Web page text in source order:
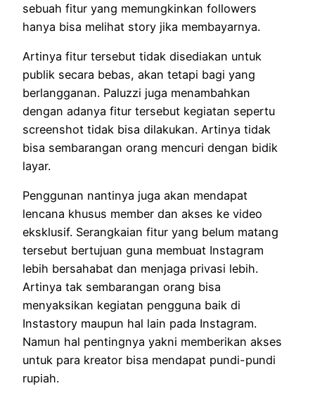
sebuah fitur yang memungkinkan followers
hanya bisa melihat story jika membayarnya.
Artinya fitur tersebut tidak disediakan untuk
publik secara bebas, akan tetapi bagi yang
berlangganan. Paluzzi juga menambahkan
dengan adanya fitur tersebut kegiatan sepertu
screenshot tidak bisa dilakukan. Artinya tidak
bisa sembarangan orang mencuri dengan bidik
layar.
Penggunan nantinya juga akan mendapat
lencana khusus member dan akses ke video
eksklusif. Serangkaian fitur yang belum matang
tersebut bertujuan guna membuat Instagram
lebih bersahabat dan menjaga privasi lebih.
Artinya tak sembarangan orang bisa
menyaksikan kegiatan pengguna baik di
Instastory maupun hal lain pada Instagram.
Namun hal pentingnya yakni memberikan akses
untuk para kreator bisa mendapat pundi-pundi
rupiah.